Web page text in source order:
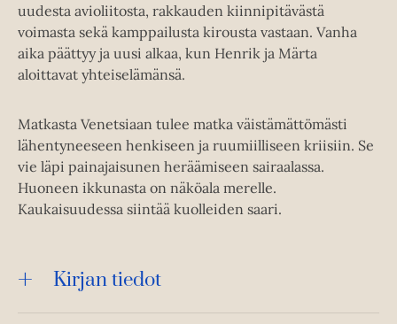
uudesta avioliitosta, rakkauden kiinnipitävästä
voimasta sekä kamppailusta kirousta vastaan. Vanha
aika päättyy ja uusi alkaa, kun Henrik ja Märta
aloittavat yhteiselämänsä.
Matkasta Venetsiaan tulee matka väistämättömästi
lähentyneeseen henkiseen ja ruumiilliseen kriisiin. Se
vie läpi painajaisunen heräämiseen sairaalassa.
Huoneen ikkunasta on näköala merelle.
Kaukaisuudessa siintää kuolleiden saari.
Kirjan tiedot